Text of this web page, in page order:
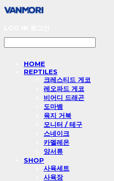
HOME
REPTILES
크레스티드 게코
레오파드 게코
비어디 드래곤
도마뱀
육지 거북
모니터 / 테구
스네이크
카멜레온
양서류
SHOP
사육세트
사육장